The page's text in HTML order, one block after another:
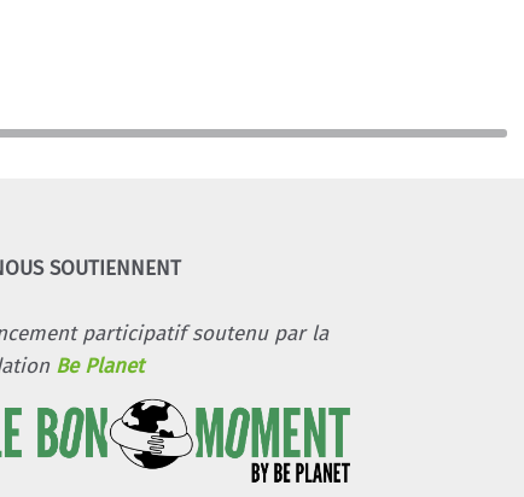
SOUTIENNENT
participatif soutenu par la
Be Planet